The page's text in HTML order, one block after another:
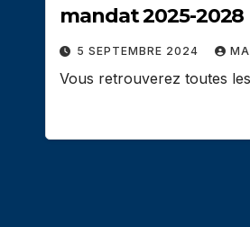
mandat 2025-2028
5 SEPTEMBRE 2024
Vous retrouverez toutes